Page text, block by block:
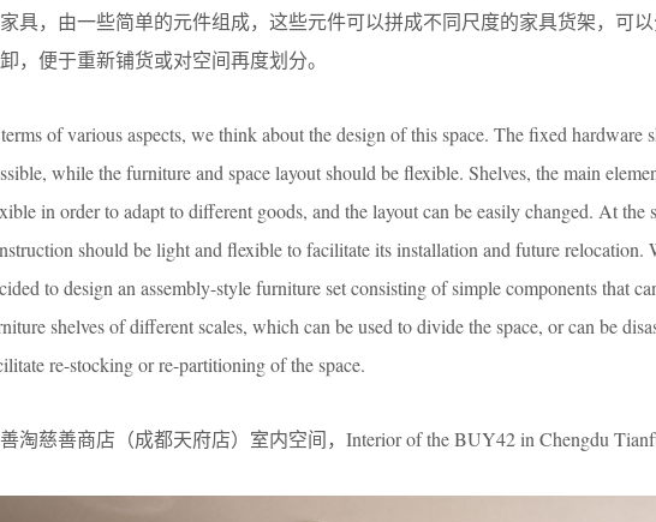
具，由一些简单的元件组成，这些元件可以拼成不同尺度的家具货架，可
，便于重新铺货或对空间再度划分。
of various aspects, we think about the design of this space. The fixed hardware
while the furniture and space layout should be flexible. Shelves, the main
in order to adapt to different goods, and the layout can be easily changed. At the
should be light and flexible to facilitate its installation and future
to design an assembly-style furniture set consisting of simple components that
shelves of different scales, which can be used to divide the space, or can be
re-stocking or re-partitioning of the space.
淘慈善商店（成都天府店）室内空间，Interior of the BUY42 in Chengdu